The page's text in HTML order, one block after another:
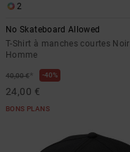
2
No Skateboard Allowed
T-Shirt à manches courtes Noir
Homme
40,00 €* 40%
24,00 €
BONS PLANS